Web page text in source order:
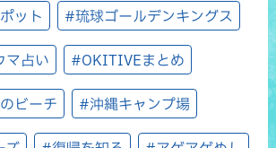
ット #琉球ゴールデンキングス
マ占い #OKITIVEまとめ
ビーチ #沖縄キャンプ場